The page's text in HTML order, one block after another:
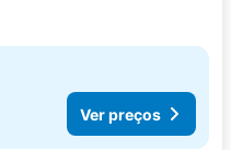
Ver preços